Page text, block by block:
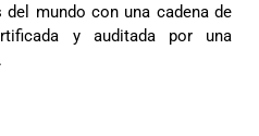
mundo con una cadena de
y auditada por una